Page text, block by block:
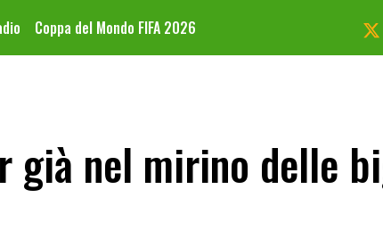
Coppa del Mondo FIFA 2026
già nel mirino delle